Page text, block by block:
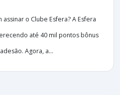
o Clube Esfera? A Esfera
até 40 mil pontos bônus
Agora, a...